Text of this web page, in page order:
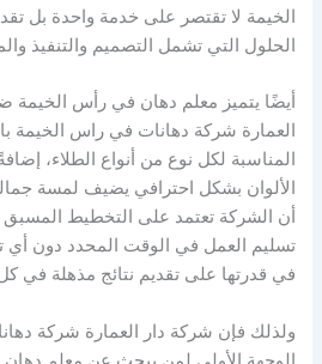
الخيمة لا تقتصر على خدمة واحدة بل
الحلول التي تشمل التصميم والتنفيذ
أيضًا يتميز معلم دهان في رأس الخيمة
العمارة شركة دهانات في راس الخيمة
المناسبة لكل نوع من أنواع الطلاء،
الألوان بشكل احترافي يضيف لمسة
أن الشركة تعتمد على التخطيط
تسليم العمل في الوقت المحدد دون أي
في قدرتها على تقديم نتائج مذهلة في
ولذلك فإن شركة دار العمارة شركة